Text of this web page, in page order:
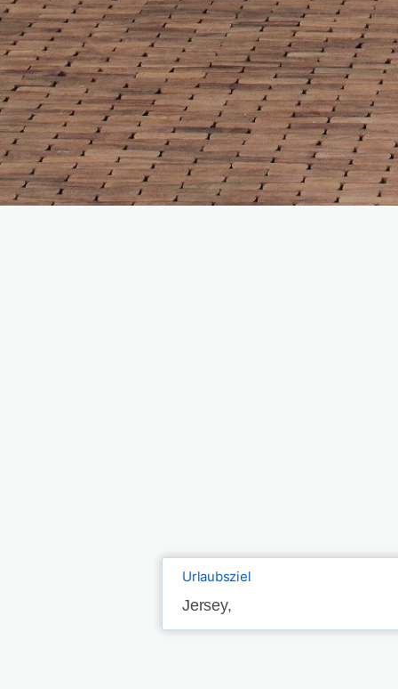
Urlaubsziel